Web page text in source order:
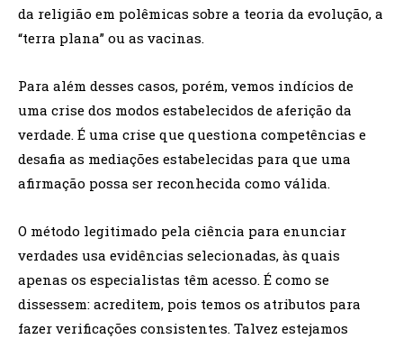
da religião em polêmicas sobre a teoria da evolução, a
“terra plana” ou as vacinas.
Para além desses casos, porém, vemos indícios de
uma crise dos modos estabelecidos de aferição da
verdade. É uma crise que questiona competências e
desafia as mediações estabelecidas para que uma
afirmação possa ser reconhecida como válida.
O método legitimado pela ciência para enunciar
verdades usa evidências selecionadas, às quais
apenas os especialistas têm acesso. É como se
dissessem: acreditem, pois temos os atributos para
fazer verificações consistentes. Talvez estejamos